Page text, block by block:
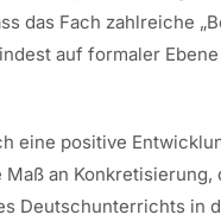
das Fach zahlreiche
auf formaler
positive
Maß an
in